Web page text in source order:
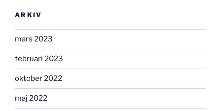
ARKIV
mars 2023
februari 2023
oktober 2022
maj 2022